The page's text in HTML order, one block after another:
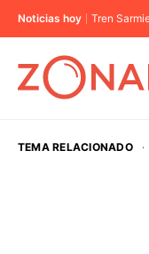
Noticias hoy Tren
TEMA RELACIONADO ·